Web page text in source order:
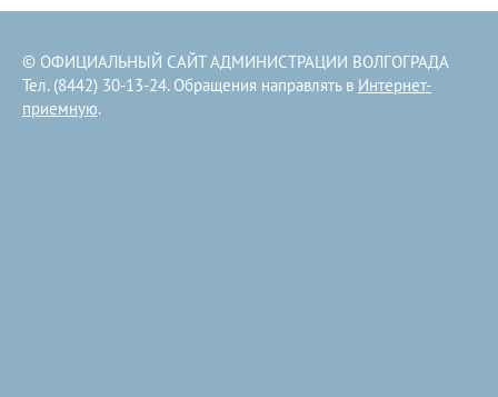
© ОФИЦИАЛЬНЫЙ САЙТ АДМИНИСТРАЦИИ ВОЛГОГРАДА
Тел. (8442) 30-13-24. Обращения направлять в Интернет-
приемную.